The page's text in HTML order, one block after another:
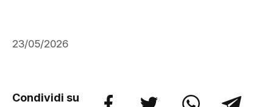
23/05/2026
Condividi su